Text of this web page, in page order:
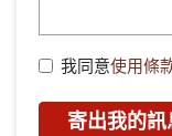
我同意使用條
寄出我的訊